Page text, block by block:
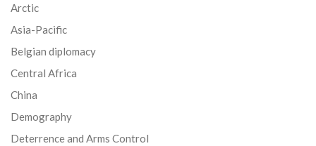
Arctic
Asia-Pacific
Belgian diplomacy
Central Africa
China
Demography
Deterrence and Arms Control